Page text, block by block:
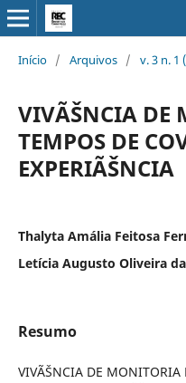
Início / Arquivos / v. 3 n. 1
VIVÃŠNCIA DE
TEMPOS DE
EXPERIÃŠNCIA
Thalyta Amália Feitosa
Letícia Augusto Oliveira
Resumo
VIVÃŠNCIA DE MONITORIA